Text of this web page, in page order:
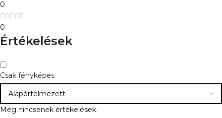
0
0
Értékelések
Csak fényképes
Még nincsenek értékelések.